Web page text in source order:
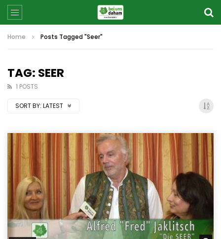
Home Posts Tagged "Seer"
TAG: SEER
1 POSTS
SORT BY: LATEST